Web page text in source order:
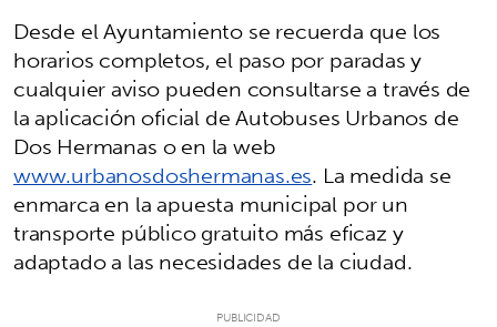
Desde el Ayuntamiento se recuerda que los
horarios completos, el paso por paradas y
cualquier aviso pueden consultarse a través de
la aplicación oficial de Autobuses Urbanos de
Dos Hermanas o en la web
www.urbanosdoshermanas.es. La medida se
enmarca en la apuesta municipal por un
transporte público gratuito más eficaz y
adaptado a las necesidades de la ciudad.